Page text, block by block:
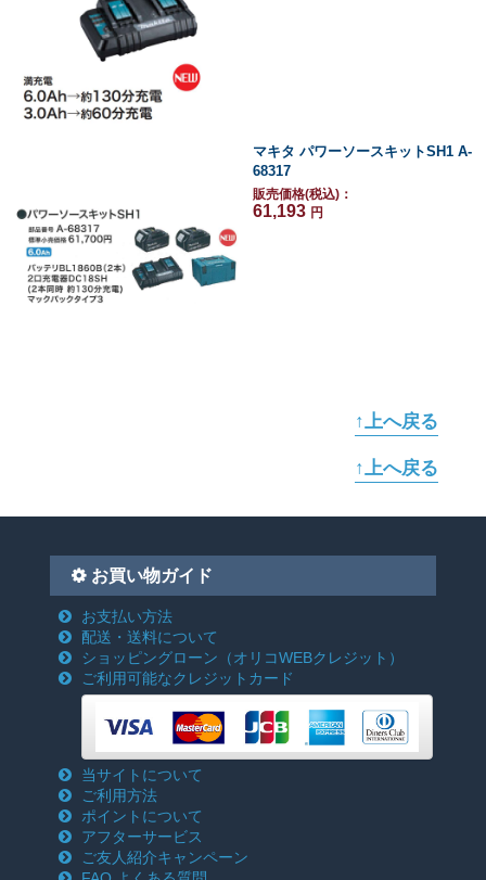
マキタ パワーソースキットSH1 A-
68317
販売価格(税込)：
61,193 円
↑上へ戻る
↑上へ戻る
お買い物ガイド
お支払い方法
配送・送料について
ショッピングローン （オリコWEBクレジット）
ご利用可能なクレジットカード
当サイトについて
ご利用方法
ポイントについて
アフターサービス
ご友人紹介キャンペーン